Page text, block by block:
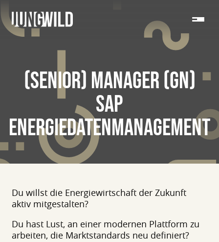
(SENIOR) MANAGER (GN)
SAP
ENERGIEDATENMANAGEMENT
Du willst die Energiewirtschaft der Zukunft
aktiv mitgestalten?
Du hast Lust, an einer modernen Plattform zu
arbeiten, die Marktstandards neu definiert?